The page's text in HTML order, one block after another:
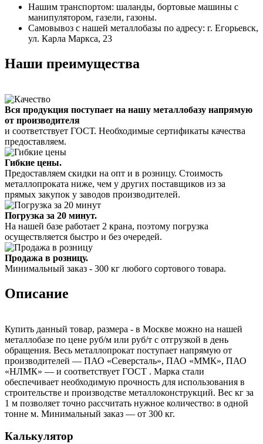
Нашим транспортом: шаланды, бортовые машины с
манипулятором, газели, газоны.
Самовывоз с нашей металлобазы по адресу: г. Егорьевск,
ул. Карла Маркса, 23
Наши преимущества
Вся продукция поступает на нашу металлобазу напрямую
от производителя
и соответствует ГОСТ. Необходимые сертификаты качества
предоставляем.
Гибкие цены.
Предоставляем скидки на опт и в розницу. Стоимость
металлопроката ниже, чем у других поставщиков из за
прямых закупок у заводов производителей.
Погрузка за 20 минут.
На нашей базе работает 2 крана, поэтому погрузка
осуществляется быстро и без очередей.
Продажа в розницу.
Минимальный заказ - 300 кг любого сортового товара.
Описание
Купить данный товар, размера - в Москве можно на нашей
металлобазе по цене руб/м или руб/т с отгрузкой в день
обращения. Весь металлопрокат поступает напрямую от
производителей — ПАО «Северсталь», ПАО «ММК», ПАО
«НЛМК» — и соответствует ГОСТ . Марка стали
обеспечивает необходимую прочность для использования в
строительстве и производстве металлоконструкций. Вес кг за
1 м позволяет точно рассчитать нужное количество: в одной
тонне м. Минимальный заказ — от 300 кг.
Калькулятор